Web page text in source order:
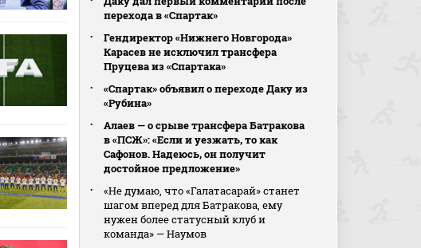
перехода в «Спартак»
Гендиректор «Нижнего Новгорода»
Карасев не исключил трансфера
Пруцева из «Спартака»
«Спартак» объявил о переходе Даку из
«Рубина»
Алаев — о срыве трансфера Батракова
в «ПСЖ»: «Если и уезжать, то как
Сафонов. Надеюсь, он получит
достойное предложение»
«Не думаю, что «Галатасарай» станет
шагом вперед для Батракова, ему
нужен более статусный клуб и
команда» — Наумов